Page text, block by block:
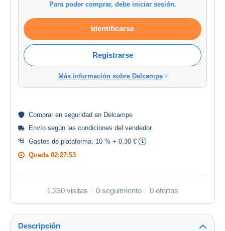
Para poder comprar, debe iniciar sesión.
Identificarse
Registrarse
Más información sobre Delcampe
Comprar en seguridad en Delcampe
Envío según las condiciones del vendedor.
Gastos de plataforma: 10 % + 0,30 €
Queda 02:27:53
1.230 visitas 0 seguimiento 0 ofertas
Descripción